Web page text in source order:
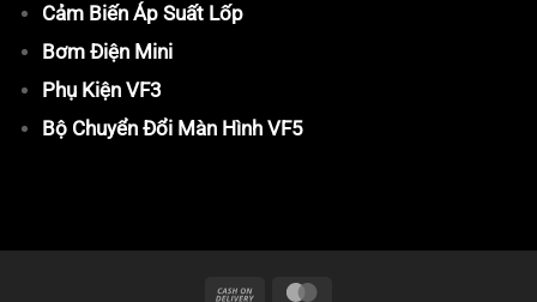
Cảm Biến Áp Suất Lốp
Bơm Điện Mini
Phụ Kiện VF3
Bộ Chuyển Đổi Màn Hình VF5